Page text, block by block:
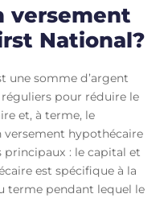
versement
National?
une somme d’argent
pour réduire le
et, à terme, le
hypothécaire
principaux : le capital et
est spécifique à la
terme pendant lequel le